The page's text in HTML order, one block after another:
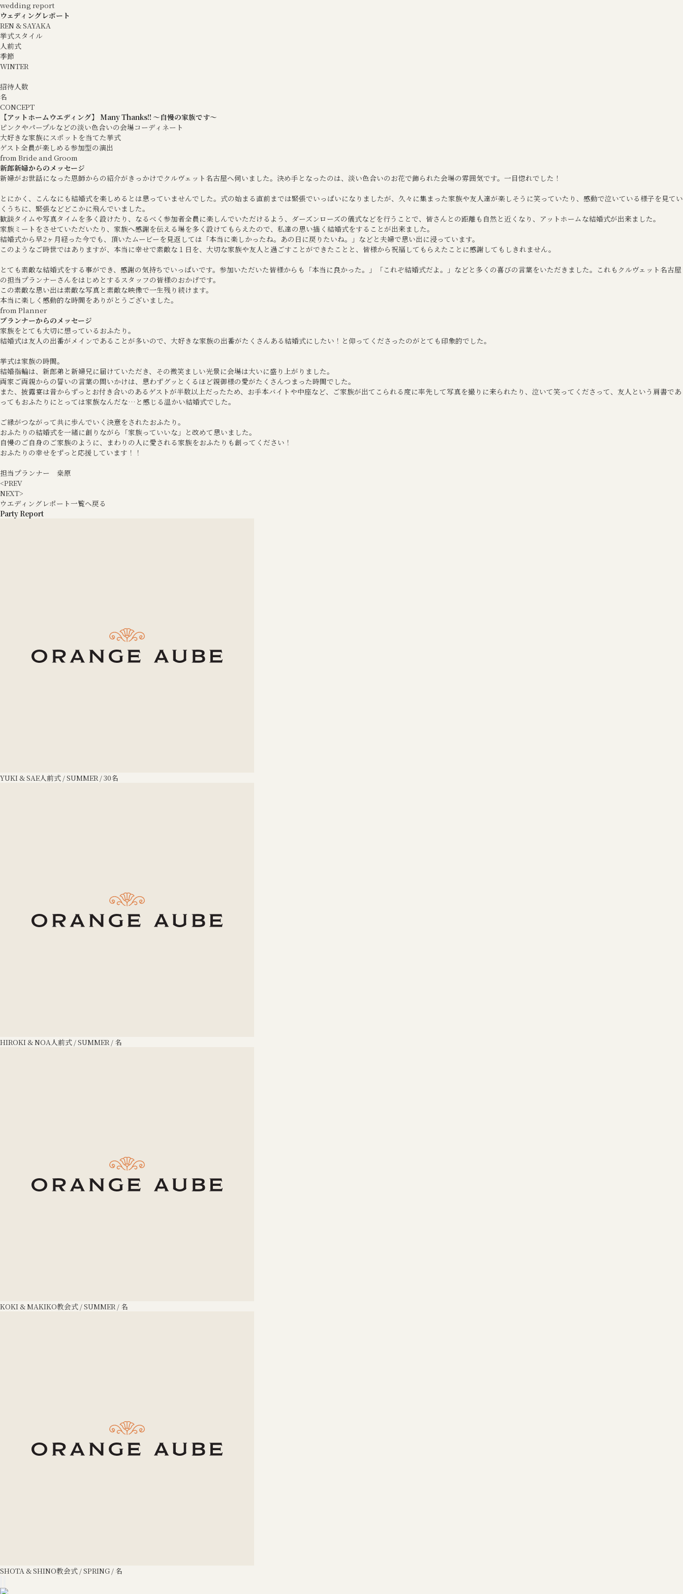
wedding report
ウェディングレポート
REN & SAYAKA
挙式スタイル
人前式
季節
WINTER
招待人数
名
CONCEPT
【アットホームウエディング】 Many Thanks!! ～自慢の家族です～
ピンクやパープルなどの淡い色合いの会場コーディネート
大好きな家族にスポットを当てた挙式
ゲスト全員が楽しめる参加型の演出
from Bride and Groom
新郎新婦からのメッセージ
新婦がお世話になった恩師からの紹介がきっかけでクルヴェット名古屋へ伺いました。決め手となったのは、淡い色合いのお花で飾られた会場の雰囲気です。一目惚れでした！
とにかく、こんなにも結婚式を楽しめるとは思っていませんでした。式の始まる直前までは緊張でいっぱいになりましたが、久々に集まった家族や友人達が楽しそうに笑っていたり、感動で泣いている様子を見てい
くうちに、緊張などどこかに飛んでいました。
歓談タイムや写真タイムを多く設けたり、なるべく参加者全員に楽しんでいただけるよう、ダーズンローズの儀式などを行うことで、皆さんとの距離も自然と近くなり、アットホームな結婚式が出来ました。
家族ミートをさせていただいたり、家族へ感謝を伝える場を多く設けてもらえたので、私達の思い描く結婚式をすることが出来ました。
結婚式から早2ヶ月経った今でも、頂いたムービーを見返しては「本当に楽しかったね。あの日に戻りたいね。」などと夫婦で思い出に浸っています。
このようなご時世ではありますが、本当に幸せで素敵な１日を、大切な家族や友人と過ごすことができたことと、皆様から祝福してもらえたことに感謝してもしきれません。
とても素敵な結婚式をする事ができ、感謝の気持ちでいっぱいです。参加いただいた皆様からも「本当に良かった。」「これぞ結婚式だよ。」などと多くの喜びの言葉をいただきました。これもクルヴェット名古屋
の担当プランナーさんをはじめとするスタッフの皆様のおかげです。
この素敵な思い出は素敵な写真と素敵な映像で一生残り続けます。
本当に楽しく感動的な時間をありがとうございました。
from Planner
プランナーからのメッセージ
家族をとても大切に想っているおふたり。
結婚式は友人の出番がメインであることが多いので、大好きな家族の出番がたくさんある結婚式にしたい！と仰ってくださったのがとても印象的でした。
挙式は家族の時間。
結婚指輪は、新郎弟と新婦兄に届けていただき、その微笑ましい光景に会場は大いに盛り上がりました。
両家ご両親からの誓いの言葉の問いかけは、思わずグッとくるほど親御様の愛がたくさんつまった時間でした。
また、披露宴は昔からずっとお付き合いのあるゲストが半数以上だったため、お手本バイトや中座など、ご家族が出てこられる度に率先して写真を撮りに来られたり、泣いて笑ってくださって、友人という肩書であ
ってもおふたりにとっては家族なんだな…と感じる温かい結婚式でした。
ご縁がつながって共に歩んでいく決意をされたおふたり。
おふたりの結婚式を一緒に創りながら「家族っていいな」と改めて思いました。
自慢のご自身のご家族のように、まわりの人に愛される家族をおふたりも創ってください！
おふたりの幸せをずっと応援しています！！
担当プランナー 桒原
<PREV
NEXT>
ウエディングレポート一覧へ戻る
Party Report
YUKI & SAE人前式 / SUMMER / 30名
HIROKI & NOA人前式 / SUMMER / 名
KOKI & MAKIKO教会式 / SUMMER / 名
SHOTA & SHINO教会式 / SPRING / 名